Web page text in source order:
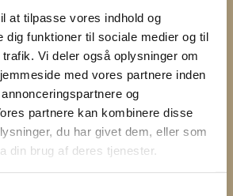
at tilpasse vores indhold og
dig funktioner til sociale medier og til
Vi deler også oplysninger om
med vores partnere inden
og
partnere kan kombinere disse
du har givet dem, eller som
din brug af deres tjenester.